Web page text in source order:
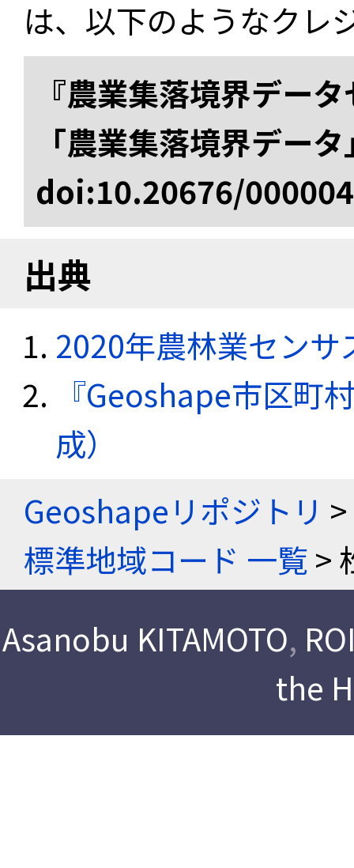
は、以下のようなクレ
『農業集落境界デー
「農業集落境界デー
doi:10.20676/
出典
2020年農林業セン
『Geoshape市区町
成）
Geoshapeリポジトリ >
標準地域コード 一覧>
Asanobu KITAMOTO,
the